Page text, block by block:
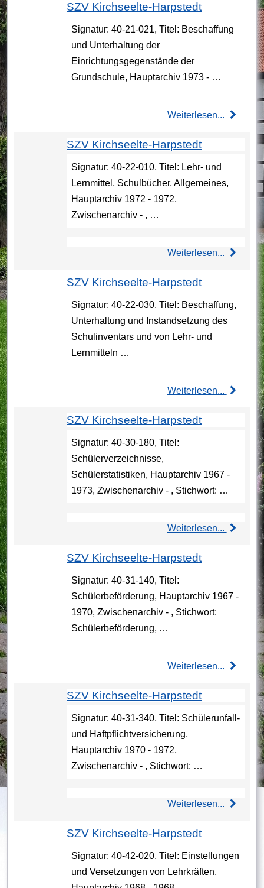
SZV Kirchseelte-Harpstedt
Signatur: 40-21-021, Titel: Beschaffung
und Unterhaltung der
Einrichtungsgegenstände der
Grundschule, Hauptarchiv 1973 - …
Weiterlesen...
SZV Kirchseelte-Harpstedt
Signatur: 40-22-010, Titel: Lehr- und
Lernmittel, Schulbücher, Allgemeines,
Hauptarchiv 1972 - 1972,
Zwischenarchiv - , …
Weiterlesen...
SZV Kirchseelte-Harpstedt
Signatur: 40-22-030, Titel: Beschaffung,
Unterhaltung und Instandsetzung des
Schulinventars und von Lehr- und
Lernmitteln …
Weiterlesen...
SZV Kirchseelte-Harpstedt
Signatur: 40-30-180, Titel:
Schülerverzeichnisse,
Schülerstatistiken, Hauptarchiv 1967 -
1973, Zwischenarchiv - , Stichwort: …
Weiterlesen...
SZV Kirchseelte-Harpstedt
Signatur: 40-31-140, Titel:
Schülerbeförderung, Hauptarchiv 1967 -
1970, Zwischenarchiv - , Stichwort:
Schülerbeförderung, …
Weiterlesen...
SZV Kirchseelte-Harpstedt
Signatur: 40-31-340, Titel: Schülerunfall-
und Haftpflichtversicherung,
Hauptarchiv 1970 - 1972,
Zwischenarchiv - , Stichwort: …
Weiterlesen...
SZV Kirchseelte-Harpstedt
Signatur: 40-42-020, Titel: Einstellungen
und Versetzungen von Lehrkräften,